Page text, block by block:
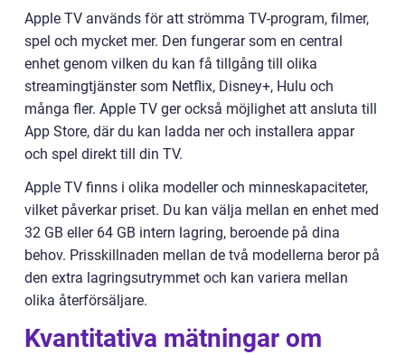
Apple TV används för att strömma TV-program, filmer,
spel och mycket mer. Den fungerar som en central
enhet genom vilken du kan få tillgång till olika
streamingtjänster som Netflix, Disney+, Hulu och
många fler. Apple TV ger också möjlighet att ansluta till
App Store, där du kan ladda ner och installera appar
och spel direkt till din TV.
Apple TV finns i olika modeller och minneskapaciteter,
vilket påverkar priset. Du kan välja mellan en enhet med
32 GB eller 64 GB intern lagring, beroende på dina
behov. Prisskillnaden mellan de två modellerna beror på
den extra lagringsutrymmet och kan variera mellan
olika återförsäljare.
Kvantitativa mätningar om